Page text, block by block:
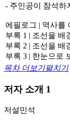
- 주인공이 참석하
에필로그 | 역사를
부록 1 | 조선을 배
부록 2 | 조선을 배
부록 3 | 한눈으로
목차 더보기펼치기
저자 소개 1
저 설민석